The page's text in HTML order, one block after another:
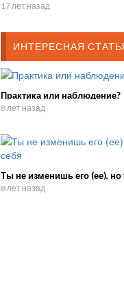
2008 год.
17 лет назад
ИНТЕРЕСНАЯ
Практика или наблюдение?
8 лет назад
Ты не изменишь его (ее),
8 лет назад